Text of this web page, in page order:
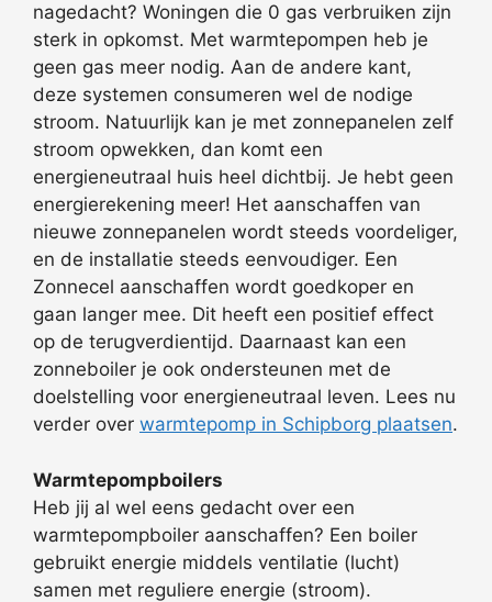
nagedacht? Woningen die 0 gas verbruiken zijn
sterk in opkomst. Met warmtepompen heb je
geen gas meer nodig. Aan de andere kant,
deze systemen consumeren wel de nodige
stroom. Natuurlijk kan je met zonnepanelen zelf
stroom opwekken, dan komt een
energieneutraal huis heel dichtbij. Je hebt geen
energierekening meer! Het aanschaffen van
nieuwe zonnepanelen wordt steeds voordeliger,
en de installatie steeds eenvoudiger. Een
Zonnecel aanschaffen wordt goedkoper en
gaan langer mee. Dit heeft een positief effect
op de terugverdientijd. Daarnaast kan een
zonneboiler je ook ondersteunen met de
doelstelling voor energieneutraal leven. Lees nu
verder over warmtepomp in Schipborg plaatsen.
Warmtepompboilers
Heb jij al wel eens gedacht over een
warmtepompboiler aanschaffen? Een boiler
gebruikt energie middels ventilatie (lucht)
samen met reguliere energie (stroom).